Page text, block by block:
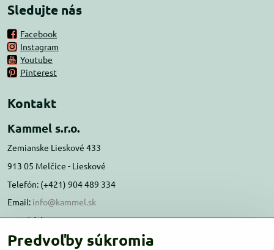
Sledujte nás
Facebook
Instagram
Youtube
Pinterest
Kontakt
Kammel s.r.o.
Zemianske Lieskové 433
913 05 Melčice - Lieskové
Telefón: (+421) 904 489 334
Email: info@kammel.sk
Prevádzka:
Administratívna budova PD Melčice
Predvoľby súkromia